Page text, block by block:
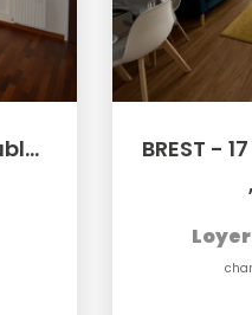
Appartement T5 meublé - 12 RUE VEDRINES BREST